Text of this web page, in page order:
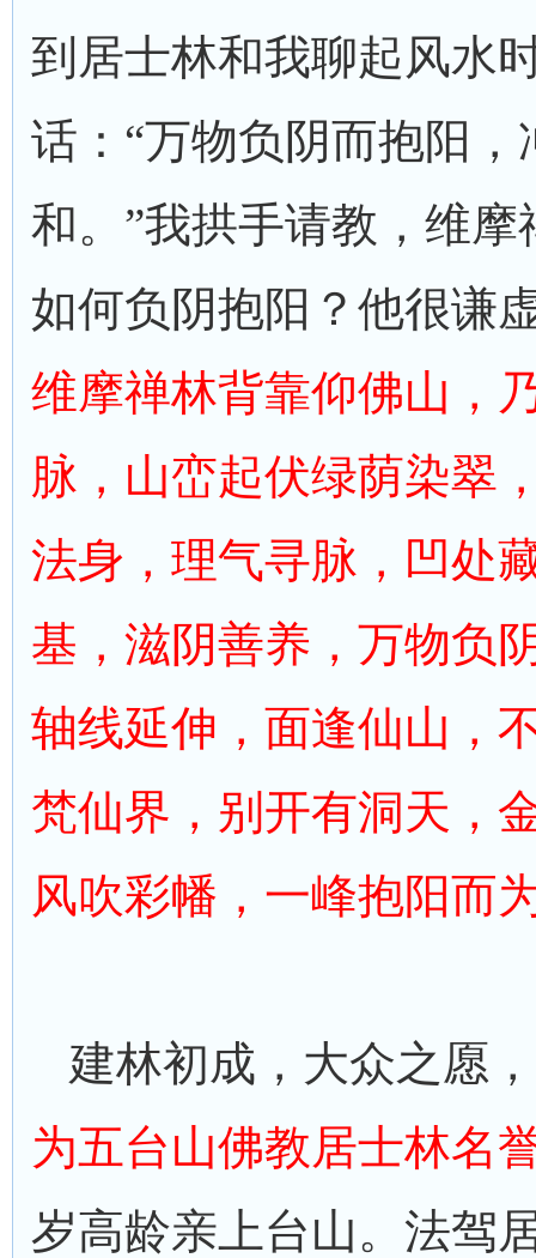
到居士林和我聊起风水
话：“万物负阴而抱阳，
和。”我拱手请教，维
如何负阴抱阳？他很谦
维摩禅林背靠仰佛山，
脉，山峦起伏绿荫染翠
法身，理气寻脉，凹处
基，滋阴善养，万物负
轴线延伸，面逢仙山，
梵仙界，别开有洞天，
风吹彩幡，一峰抱阳而
建林初成，大众之愿，
为五台山佛教居士林名
岁高龄亲上台山。法驾